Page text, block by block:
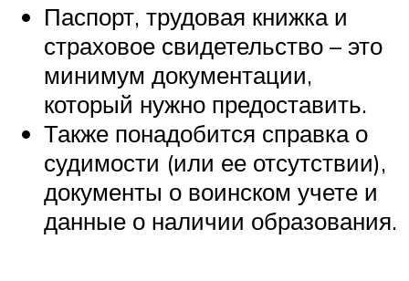
Паспорт, трудовая книжка и
страховое свидетельство – это
минимум документации,
который нужно предоставить.
Также понадобится справка о
судимости (или ее отсутствии),
документы о воинском учете и
данные о наличии образования.